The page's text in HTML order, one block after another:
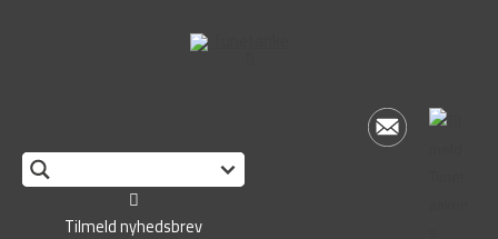
Tilmeld nyhedsbrev